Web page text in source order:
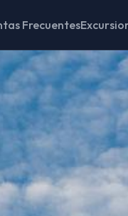
Frecuentes